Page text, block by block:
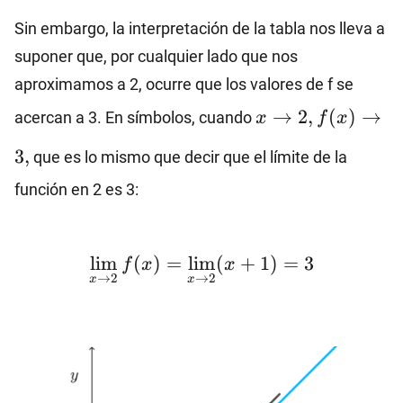
Sin embargo, la interpretación de la tabla nos lleva a
suponer que, por cualquier lado que nos
aproximamos a 2, ocurre que los valores de f se
acercan a 3. En símbolos, cuando x\to 2,
f(x)\to
3,
x → 2, f (x) →
3, que es lo mismo que decir que el límite de la
función en 2 es 3:
\lim_ {x\to 2}
x→2
lim f (x) =
x→2
lim(x + 1) = 3